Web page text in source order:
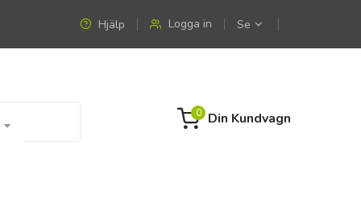
Hjälp Logga in Se
0 Din Kundvagn